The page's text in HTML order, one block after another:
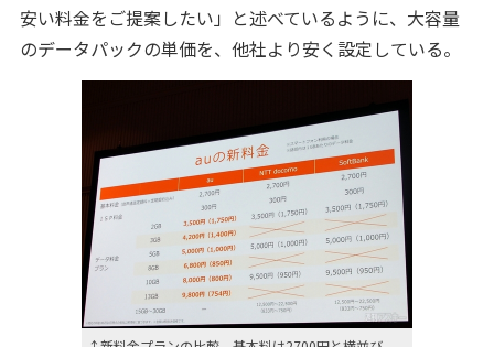
安い料金をご提案したい」と述べているように、大容量
のデータパックの単価を、他社より安く設定している。